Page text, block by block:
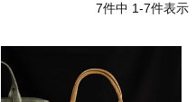
7件中 1-7件表示